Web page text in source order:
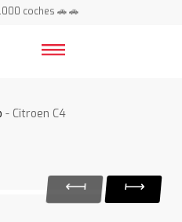
coches 🚗 🚗
- Citroen C4